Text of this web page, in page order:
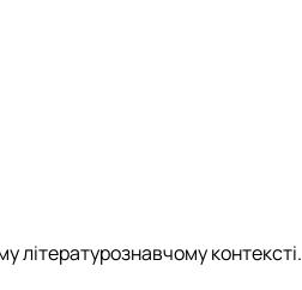
літературознавчому контексті.